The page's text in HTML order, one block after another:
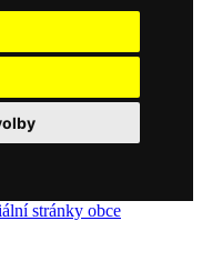
stránky obce